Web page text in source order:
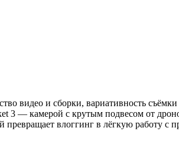
видео и сборки, вариативность
3 — камерой с крутым подвесом от
влоггинг в лёгкую работу с